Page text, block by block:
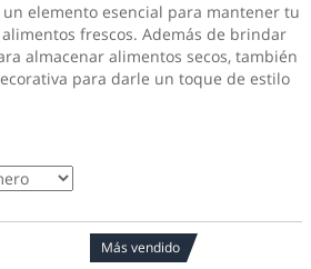
un elemento esencial para mantener tu
frescos. Además de brindar
almacenar alimentos secos, también
para darle un toque de estilo
Más vendido